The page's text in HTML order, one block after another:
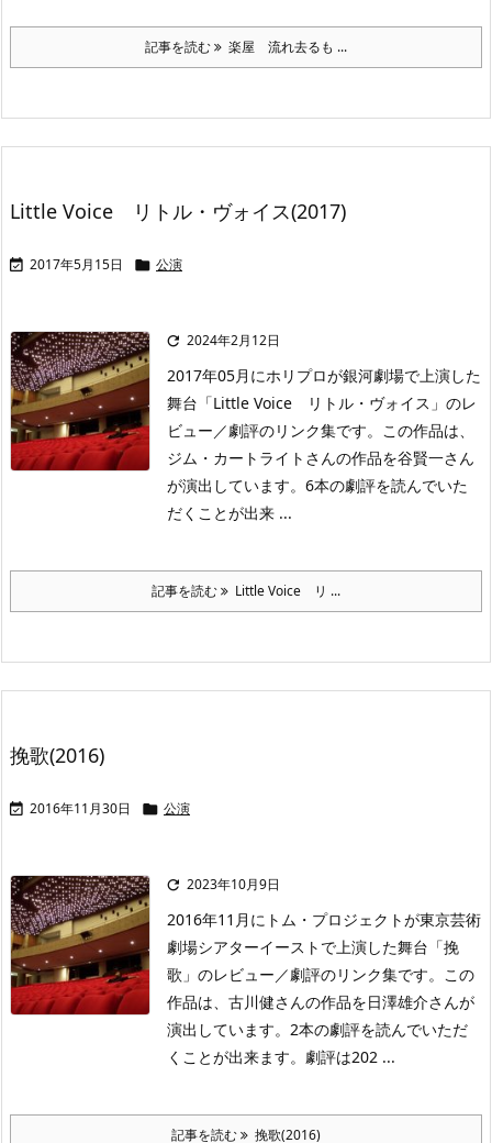
記事を読む 楽屋 流れ去るも ...
Little Voice リトル・ヴォイス(2017)
 2017年5月15日  公演
 2024年2月12日
2017年05月にホリプロが銀河劇場で上演した
舞台「Little Voice リトル・ヴォイス」のレ
ビュー／劇評のリンク集です。この作品は、
ジム・カートライトさんの作品を谷賢一さん
が演出しています。6本の劇評を読んでいた
だくことが出来 ...
記事を読む Little Voice リ ...
挽歌(2016)
 2016年11月30日  公演
 2023年10月9日
2016年11月にトム・プロジェクトが東京芸術
劇場シアターイーストで上演した舞台「挽
歌」のレビュー／劇評のリンク集です。この
作品は、古川健さんの作品を日澤雄介さんが
演出しています。2本の劇評を読んでいただ
くことが出来ます。劇評は202 ...
記事を読む 挽歌(2016)